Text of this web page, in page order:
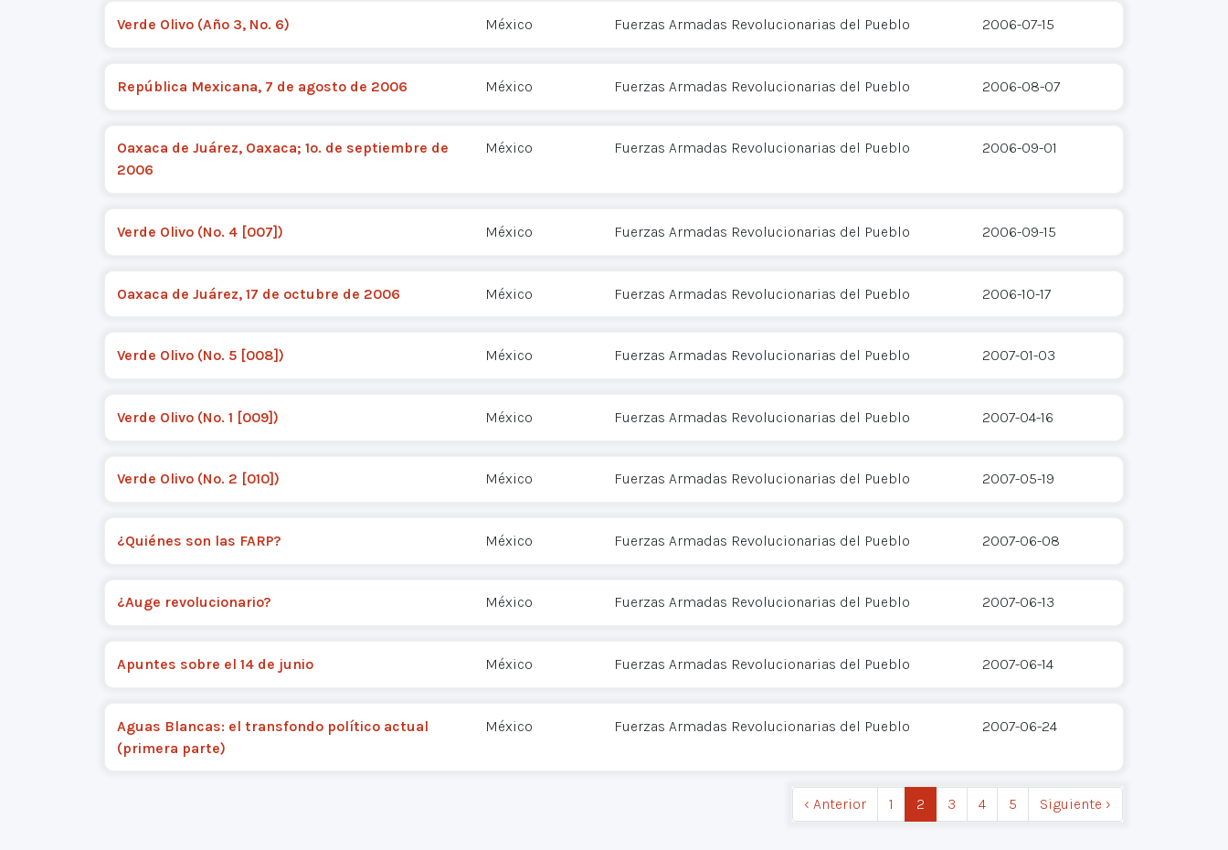
Verde Olivo (Año 3, No. 6) México Fuerzas Armadas Revolucionarias del Pueblo 2006-07-15
República Mexicana, 7 de agosto de 2006 México Fuerzas Armadas Revolucionarias del Pueblo 2006-08-07
Oaxaca de Juárez, Oaxaca; 1o. de septiembre de
2006
México Fuerzas Armadas Revolucionarias del Pueblo 2006-09-01
Verde Olivo (No. 4 [007]) México Fuerzas Armadas Revolucionarias del Pueblo 2006-09-15
Oaxaca de Juárez, 17 de octubre de 2006 México Fuerzas Armadas Revolucionarias del Pueblo 2006-10-17
Verde Olivo (No. 5 [008]) México Fuerzas Armadas Revolucionarias del Pueblo 2007-01-03
Verde Olivo (No. 1 [009]) México Fuerzas Armadas Revolucionarias del Pueblo 2007-04-16
Verde Olivo (No. 2 [010]) México Fuerzas Armadas Revolucionarias del Pueblo 2007-05-19
¿Quiénes son las FARP? México Fuerzas Armadas Revolucionarias del Pueblo 2007-06-08
¿Auge revolucionario? México Fuerzas Armadas Revolucionarias del Pueblo 2007-06-13
Apuntes sobre el 14 de junio México Fuerzas Armadas Revolucionarias del Pueblo 2007-06-14
Aguas Blancas: el transfondo político actual
(primera parte)
México Fuerzas Armadas Revolucionarias del Pueblo 2007-06-24
‹ Anterior 1 2 3 4 5 Siguiente ›